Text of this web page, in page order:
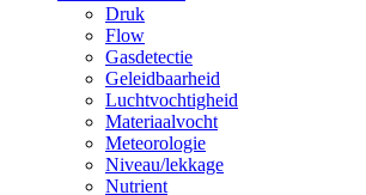
Druk
Flow
Gasdetectie
Geleidbaarheid
Luchtvochtigheid
Materiaalvocht
Meteorologie
Niveau/lekkage
Nutrient